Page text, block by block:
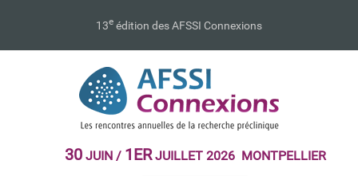
13e édition des AFSSI Connexions
30JUIN / 1ERJUILLET 2026 MONTPELLIER